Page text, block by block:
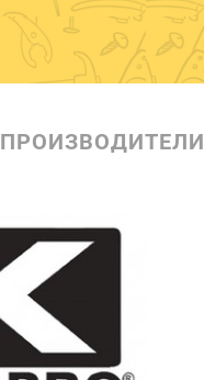
ПРОИЗВОДИТЕЛИ